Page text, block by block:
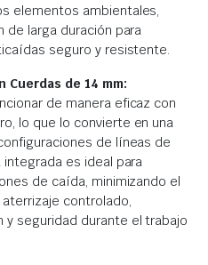
elementos ambientales,
de larga duración para
seguro y resistente.
Cuerdas de 14 mm:
de manera eficaz con
lo que lo convierte en una
de líneas de
es ideal para
de caída, minimizando el
controlado,
seguridad durante el trabajo